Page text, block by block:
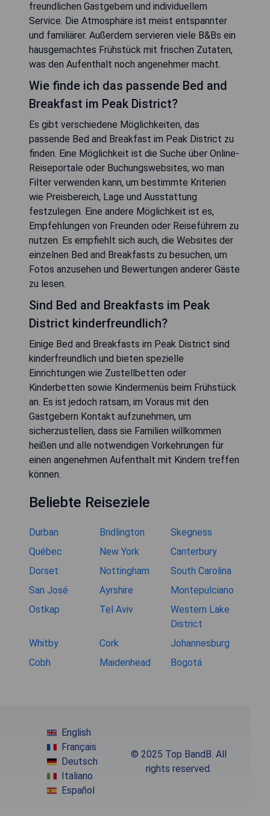
freundlichen Gastgebern und individuellem
Service. Die Atmosphäre ist meist entspannter
und familiärer. Außerdem servieren viele B&Bs ein
hausgemachtes Frühstück mit frischen Zutaten,
was den Aufenthalt noch angenehmer macht.
Wie finde ich das passende Bed and
Breakfast im Peak District?
Es gibt verschiedene Möglichkeiten, das
passende Bed and Breakfast im Peak District zu
finden. Eine Möglichkeit ist die Suche über Online-
Reiseportale oder Buchungswebsites, wo man
Filter verwenden kann, um bestimmte Kriterien
wie Preisbereich, Lage und Ausstattung
festzulegen. Eine andere Möglichkeit ist es,
Empfehlungen von Freunden oder Reiseführern zu
nutzen. Es empfiehlt sich auch, die Websites der
einzelnen Bed and Breakfasts zu besuchen, um
Fotos anzusehen und Bewertungen anderer Gäste
zu lesen.
Sind Bed and Breakfasts im Peak
District kinderfreundlich?
Einige Bed and Breakfasts im Peak District sind
kinderfreundlich und bieten spezielle
Einrichtungen wie Zustellbetten oder
Kinderbetten sowie Kindermenüs beim Frühstück
an. Es ist jedoch ratsam, im Voraus mit den
Gastgebern Kontakt aufzunehmen, um
sicherzustellen, dass sie Familien willkommen
heißen und alle notwendigen Vorkehrungen für
einen angenehmen Aufenthalt mit Kindern treffen
können.
Beliebte Reiseziele
Durban Bridlington
Skegness
Québec
New York
Canterbury
Dorset
Nottingham
South Carolina
San José
Ayrshire
Montepulciano
Ostkap
Tel Aviv
Western Lake
District
Whitby
Cork
Johannesburg
Cobh
Maidenhead Bogotá
English
Français
Deutsch
Italiano
Español
© 2025 Top BandB. All
rights reserved.